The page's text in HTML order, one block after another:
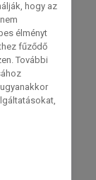
hogy az
élményt
fűződő
További